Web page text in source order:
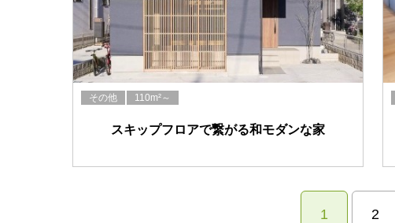
その他 110m²～
スキップフロアで繋がる和モダンな家
1 2